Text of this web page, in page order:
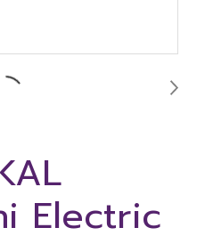
Electric